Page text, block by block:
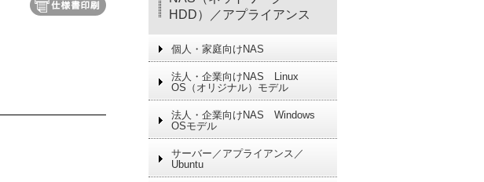
HDD）／アプライアンス
個人・家庭向けNAS
法人・企業向けNAS Linux
OS（オリジナル）モデル
法人・企業向けNAS Windows
OSモデル
サーバー／アプライアンス／
Ubuntu